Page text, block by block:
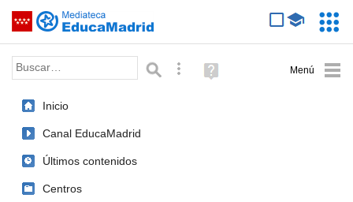
Saltar navegación
Palabra o frase: Búsqueda avanzada
Ayuda
(en
Inicio
Canal EducaMadrid
Últimos contenidos
Centros